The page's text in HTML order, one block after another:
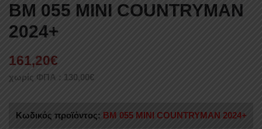
BM 055 MINI COUNTRYMAN
2024+
161,20€
χωρίς ΦΠΑ : 130,00€
Κωδικός προϊόντος: BM 055 MINI COUNTRYMAN 2024+